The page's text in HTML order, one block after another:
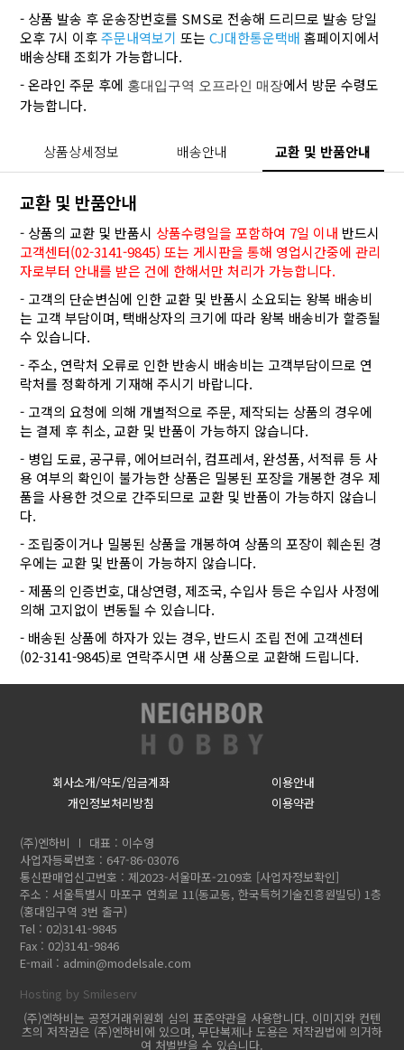
- 상품 발송 후 운송장번호를 SMS로 전송해 드리므로 발송 당일
오후 7시 이후주문내역보기 또는CJ대한통운택배 홈페이지에서
배송상태 조회가 가능합니다.
- 온라인 주문 후에 홍대입구역 오프라인 매장에서 방문 수령도
가능합니다.
상품상세정보 배송안내 교환 및 반품안내
교환 및 반품안내
- 상품의 교환 및 반품시 상품수령일을 포함하여 7일 이내 반드시
고객센터(02-3141-9845) 또는 게시판을 통해 영업시간중에 관리
자로부터 안내를 받은 건에 한해서만 처리가 가능합니다.
- 고객의 단순변심에 인한 교환 및 반품시 소요되는 왕복 배송비
는 고객 부담이며, 택배상자의 크기에 따라 왕복 배송비가 할증될
수 있습니다.
- 주소, 연락처 오류로 인한 반송시 배송비는 고객부담이므로 연
락처를 정확하게 기재해 주시기 바랍니다.
- 고객의 요청에 의해 개별적으로 주문, 제작되는 상품의 경우에
는 결제 후 취소, 교환 및 반품이 가능하지 않습니다.
- 병입 도료, 공구류, 에어브러쉬, 컴프레셔, 완성품, 서적류 등 사
용 여부의 확인이 불가능한 상품은 밀봉된 포장을 개봉한 경우 제
품을 사용한 것으로 간주되므로 교환 및 반품이 가능하지 않습니
다.
- 조립중이거나 밀봉된 상품을 개봉하여 상품의 포장이 훼손된 경
우에는 교환 및 반품이 가능하지 않습니다.
- 제품의 인증번호, 대상연령, 제조국, 수입사 등은 수입사 사정에
의해 고지없이 변동될 수 있습니다.
- 배송된 상품에 하자가 있는 경우, 반드시 조립 전에 고객센터
(02-3141-9845)로 연락주시면 새 상품으로 교환해 드립니다.
회사소개/약도/입금계좌
이용안내
개인정보처리방침
이용약관
(주)엔하비
대표 : 이수영
사업자등록번호 : 647-86-03076
통신판매업신고번호 : 제2023-서울마포-2109호 [사업자정보확인]
주소 : 서울특별시 마포구 연희로 11(동교동, 한국특허기술진흥원빌딩) 1층
(홍대입구역 3번 출구)
Tel : 02)3141-9845
Fax : 02)3141-9846
E-mail : admin@modelsale.com
Hosting by Smileserv
(주)엔하비는 공정거래위원회 심의 표준약관을 사용합니다. 이미지와 컨텐
츠의 저작권은 (주)엔하비에 있으며, 무단복제나 도용은 저작권법에 의거하
여 처벌받을 수 있습니다.